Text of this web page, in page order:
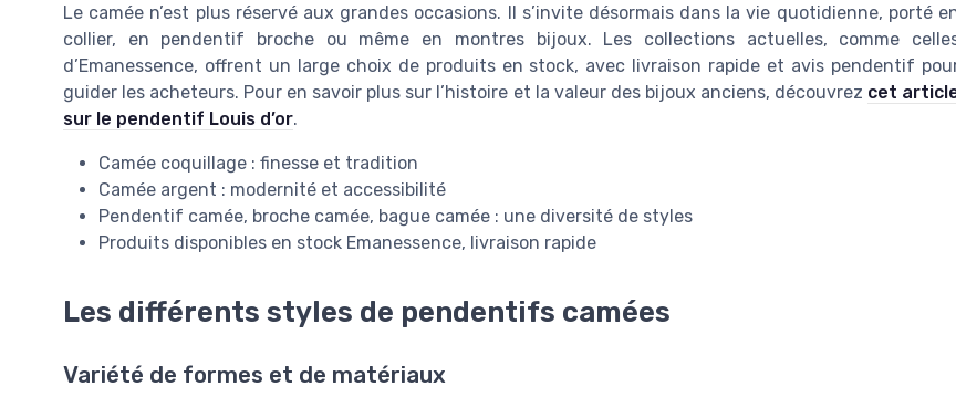
Le camée n’est plus réservé aux grandes occasions. Il s’invite désormais dans la vie quotidienne, porté
collier, en pendentif broche ou même en montres bijoux. Les collections actuelles, comme
d’Emanessence, offrent un large choix de produits en stock, avec livraison rapide et avis pendentif
guider les acheteurs. Pour en savoir plus sur l’histoire et la valeur des bijoux anciens, découvrez cet
sur le pendentif Louis d’or.
Camée coquillage : finesse et tradition
Camée argent : modernité et accessibilité
Pendentif camée, broche camée, bague camée : une diversité de styles
Produits disponibles en stock Emanessence, livraison rapide
Les différents styles de pendentifs camées
Variété de formes et de matériaux